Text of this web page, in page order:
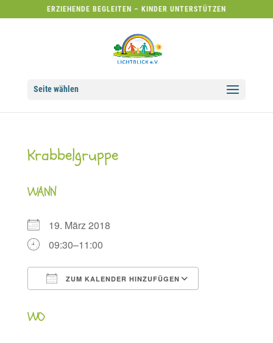
ERZIEHENDE BEGLEITEN – KINDER UNTERSTÜTZEN
Seite wählen
Krabbelgruppe
WANN
19. März 2018
09:30–11:00
ZUM KALENDER HINZUFÜGEN
WO